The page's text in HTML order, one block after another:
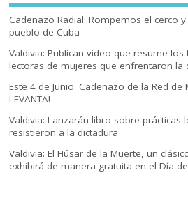
Cadenazo Radial: Rompemos el cerco
pueblo de Cuba
Valdivia: Publican video que resume
lectoras de mujeres que enfrentaron la
Este 4 de Junio: Cadenazo de la Red de
LEVANTA!
Valdivia: Lanzarán libro sobre prácticas
resistieron a la dictadura
Valdivia: El Húsar de la Muerte, un
exhibirá de manera gratuita en el Día